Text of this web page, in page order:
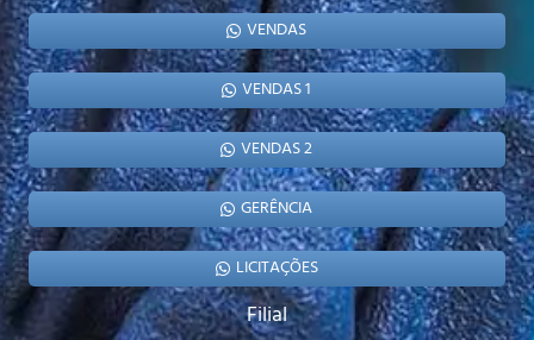
VENDAS
VENDAS 1
VENDAS 2
GERÊNCIA
LICITAÇÕES
Filial